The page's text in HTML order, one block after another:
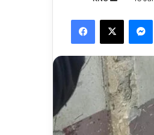
Facebook
X